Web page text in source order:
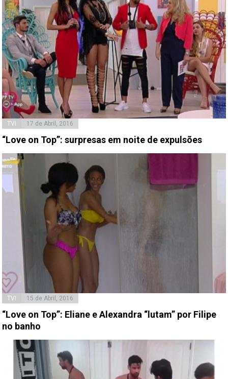
TVI 17 de Abril, 2016
“Love on Top”: surpresas em noite de expulsões
TVI 15 de Abril, 2016
“Love on Top”: Eliane e Alexandra “lutam” por Filipe
no banho